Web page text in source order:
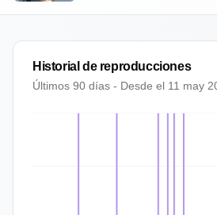
Historial de reproducciones
Últimos 90 días - Desde el 11 may